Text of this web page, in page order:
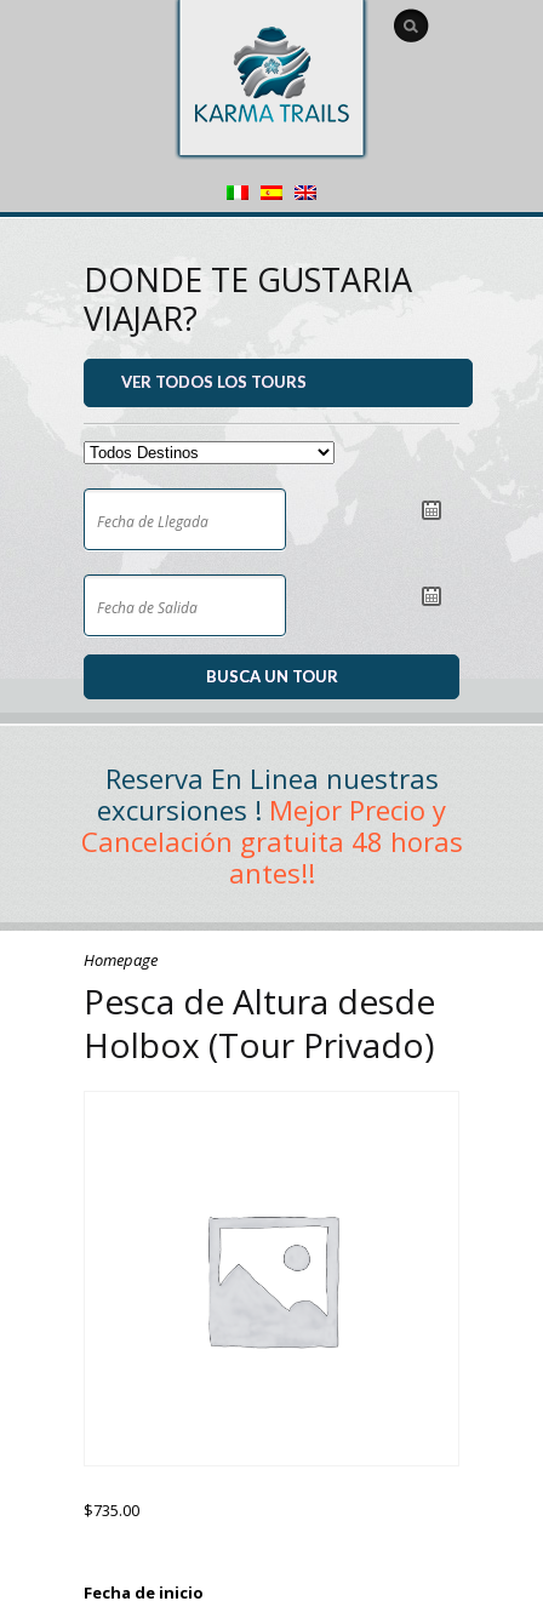
DONDE TE GUSTARIA
VIAJAR?
VER TODOS LOS TOURS
Reserva En Linea nuestras
excursiones ! Mejor Precio y
Cancelación gratuita 48 horas
antes!!
Homepage
Pesca de Altura desde
Holbox (Tour Privado)
$735.00
Fecha de inicio